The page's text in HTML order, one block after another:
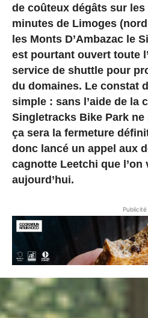
de coûteux dégâts sur les
minutes de Limoges
les Monts D’Ambazac le
est pourtant ouvert toute
service de shuttle pour
du domaines. Le constat
simple : sans l’aide de la
Singletracks Bike Park ne
ça sera la fermeture
donc lancé un appel aux
cagnotte Leetchi que l’on
aujourd’hui.
Publicité